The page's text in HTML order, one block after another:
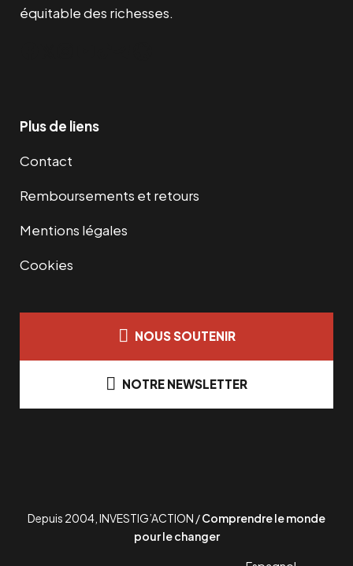
équitable des richesses.
Plus de liens
Contact
Remboursements et retours
Mentions légales
Cookies
NOUS SOUTENIR
NOTRE NEWSLETTER
Depuis 2004, INVESTIG’ACTION /Comprendre le monde
pour le changer